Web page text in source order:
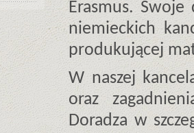
Erasmus.
niemieckich
produkującej
W naszej
oraz
Doradza w